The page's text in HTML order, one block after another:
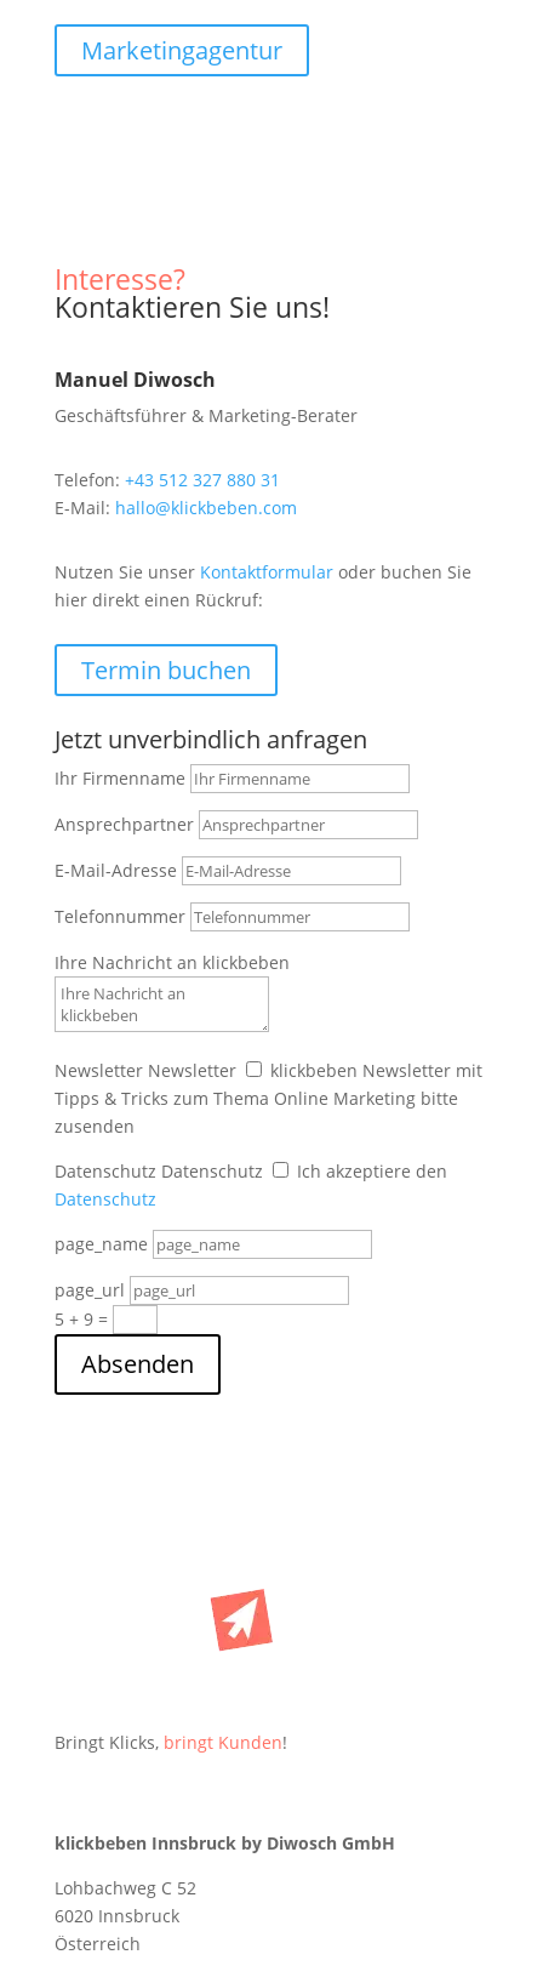
Marketingagentur
Interesse?
Kontak­tieren Sie uns!
Manuel Diwosch
Geschäftsführer & Marketing-Berater
Telefon: +43 512 327 880 31
E-Mail: hallo@klickbeben.com
Nutzen Sie unser Kontaktformularoder buchen Sie
hier direkt einen Rückruf:
Termin buchen
Jetzt unverbindlich anfragen
Ihr Firmenname
Ansprechpartner
E-Mail-Adresse
Telefonnummer
Ihre Nachricht an klickbeben
Newsletter Newsletter
klickbeben Newsletter mit
Tipps & Tricks zum Thema Online Marketing bitte
zusenden
Datenschutz Datenschutz
Ich akzeptiere den
Datenschutz
page_name
page_url
5 + 9=
Absenden
Bringt Klicks, bringt Kunden!
klickbeben Innsbruck by Diwosch GmbH
Lohbachweg C 52
6020 Innsbruck
Österreich